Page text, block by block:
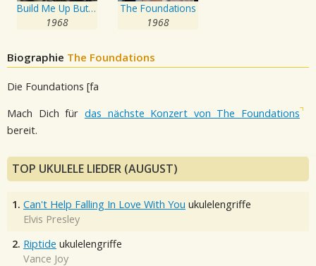
Build Me Up Buttercup
1968
The Foundations
1968
Biographie The Foundations
Die Foundations [fa
Mach Dich für das nächste Konzert von The Foundations
bereit.
TOP UKULELE LIEDER (AUGUST)
1. Can't Help Falling In Love With You ukulelengriffe
Elvis Presley
2. Riptide ukulelengriffe
Vance Joy